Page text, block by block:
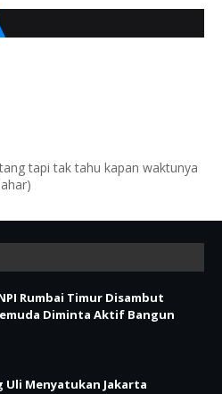
tapi tak tahu kapan waktunya
Rumbai Timur Disambut
Diminta Aktif Bangun
Uli Menyatukan Jakarta